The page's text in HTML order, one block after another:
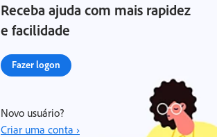
Receba ajuda com mais rapidez
e facilidade
Fazer logon
Novo usuário?
Criar uma conta ›